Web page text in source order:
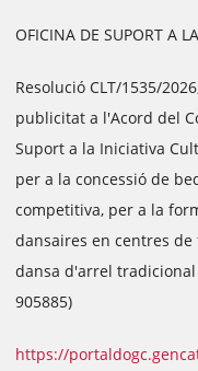
OFICINA DE SUPORT A
Resolució CLT/1535/
publicitat a l'Acord del
Suport a la Iniciativa
per a la concessió de
competitiva, per a la
dansaires en centres
dansa d'arrel tradicional
905885)
https://